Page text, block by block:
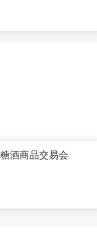
酒商品交易会